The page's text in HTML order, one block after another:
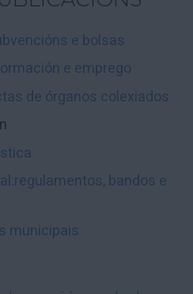
e bolsas
e emprego
de órganos colexiados
bandos e
municipais